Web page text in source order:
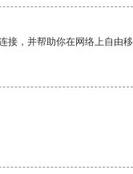
，并帮助你在网络上自由移